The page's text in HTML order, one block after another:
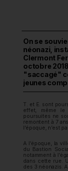
On se
néonazi,
Clermont
octobre
"saccagé"
jeunes
T. et E. sont
effet, même le
poursuites ne
remontent à 7
l’époque, n’est
A l’époque, la
du Bastion
notamment à
dans cette rue.
des 3 néonazis.